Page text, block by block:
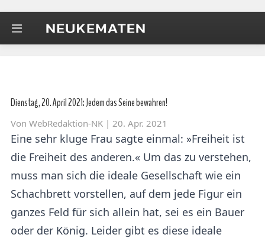
Dienstag, 20. April 2021: Jedem das Seine bewahren!
Von WebRedaktion-NK | 20. Apr. 2021
Eine sehr kluge Frau sagte einmal: »Freiheit ist
die Freiheit des anderen.« Um das zu verstehen,
muss man sich die ideale Gesellschaft wie ein
Schachbrett vorstellen, auf dem jede Figur ein
ganzes Feld für sich allein hat, sei es ein Bauer
oder der König. Leider gibt es diese ideale